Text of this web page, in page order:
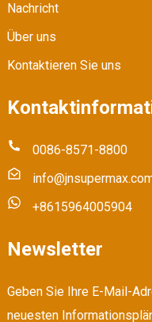
Nachricht
Über uns
Kontaktieren Sie uns
0086-8571-8800
+8615964005904
Newsletter
Geben Sie Ihre E-Mail-
neuesten